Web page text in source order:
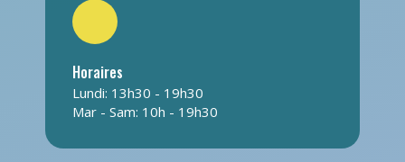
Horaires
Lundi: 13h30 - 19h30
Mar - Sam: 10h - 19h30